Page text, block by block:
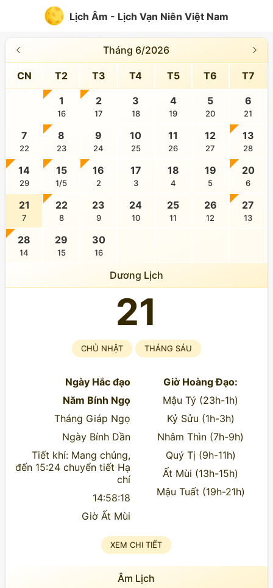
Lịch Âm - Lịch Vạn Niên Việt Nam
Tháng 6/2026
CN T2 T3 T4 T5 T6 T7
1
16
2
17
3
18
4
19
5
20
6
21
7
22
8
23
9
24
10
25
11
26
12
27
13
28
14
29
15
1/5
16
2
17
3
18
4
19
5
20
6
21
7
22
8
23
9
24
10
25
11
26
12
27
13
28
14
29
15
30
16
Dương Lịch
21
CHỦ NHẬT THÁNG SÁU
Ngày Hắc đạo
Năm Bính Ngọ
Tháng Giáp Ngọ
Ngày Bính Dần
Tiết khí: Mang chủng,
đến 15:24 chuyển tiết Hạ
chí
14:58:18
Giờ Ất Mùi
Giờ Hoàng Đạo:
Mậu Tý (23h-1h)
Kỷ Sửu (1h-3h)
Nhâm Thìn (7h-9h)
Quý Tị (9h-11h)
Ất Mùi (13h-15h)
Mậu Tuất (19h-21h)
XEM CHI TIẾT
Âm Lịch